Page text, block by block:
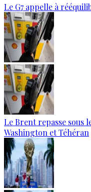
Le G7 appelle à
Le Brent repasse sous
Washington et Téhéran